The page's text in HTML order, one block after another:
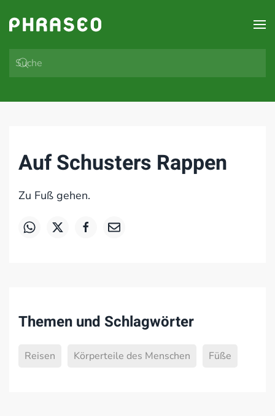
Zum Hauptinhalt springen
Auf Schusters Rappen
Zu Fuß gehen.
Themen und Schlagwörter
Reisen Körperteile des Menschen Füße